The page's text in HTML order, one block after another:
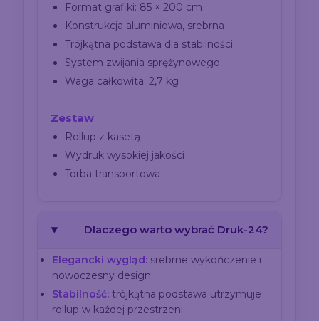
Format grafiki: 85 × 200 cm
Konstrukcja aluminiowa, srebrna
Trójkątna podstawa dla stabilności
System zwijania sprężynowego
Waga całkowita: 2,7 kg
Zestaw
Rollup z kasetą
Wydruk wysokiej jakości
Torba transportowa
Dlaczego warto wybrać Druk-24?
Elegancki wygląd: srebrne wykończenie i
nowoczesny design
Stabilność: trójkątna podstawa utrzymuje
rollup w każdej przestrzeni